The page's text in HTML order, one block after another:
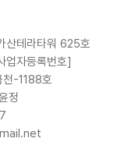
산테라타워 625호
업자등록번호]
천-1188호
정